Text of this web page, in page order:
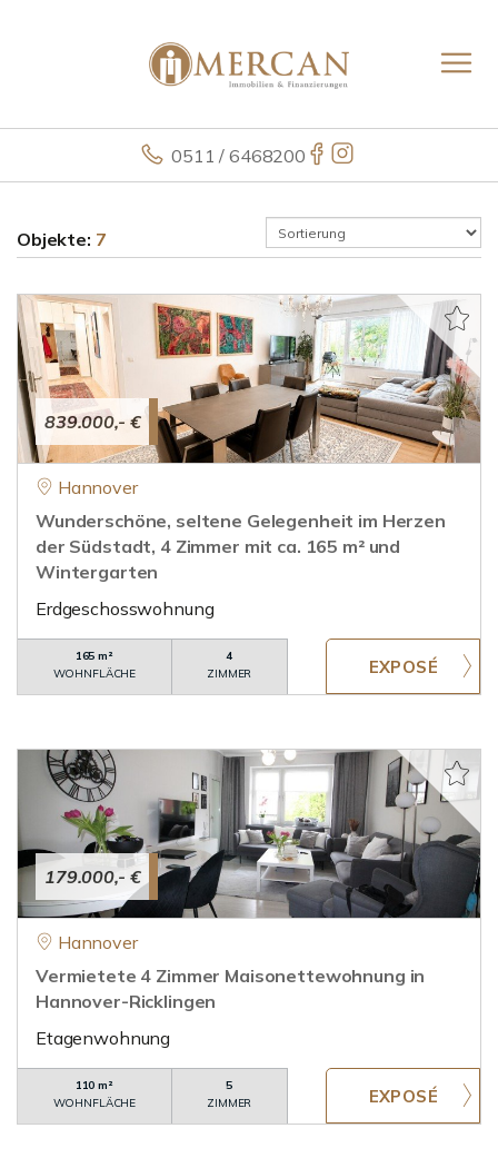
0511 / 6468200
Objekte: 7
839.000,- €
Hannover
Wunderschöne, seltene Gelegenheit im Herzen
der Südstadt, 4 Zimmer mit ca. 165 m² und
Wintergarten
Erdgeschosswohnung
165 m²
WOHNFLÄCHE
4
ZIMMER
179.000,- €
Hannover
Vermietete 4 Zimmer Maisonettewohnung in
Hannover-Ricklingen
Etagenwohnung
110 m²
WOHNFLÄCHE
5
ZIMMER